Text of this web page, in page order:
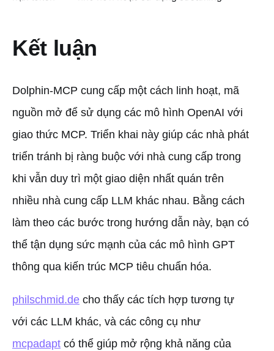
Kết luận
Dolphin-MCP cung cấp một cách linh hoạt, mã
nguồn mở để sử dụng các mô hình OpenAI với
giao thức MCP. Triển khai này giúp các nhà phát
triển tránh bị ràng buộc với nhà cung cấp trong
khi vẫn duy trì một giao diện nhất quán trên
nhiều nhà cung cấp LLM khác nhau. Bằng cách
làm theo các bước trong hướng dẫn này, bạn có
thể tận dụng sức mạnh của các mô hình GPT
thông qua kiến trúc MCP tiêu chuẩn hóa.
philschmid.de cho thấy các tích hợp tương tự
với các LLM khác, và các công cụ như
mcpadapt có thể giúp mở rộng khả năng của